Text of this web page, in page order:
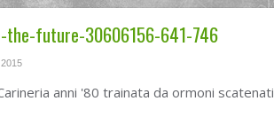
the-future-30606156-641-746
anni '80 trainata da ormoni scatenati